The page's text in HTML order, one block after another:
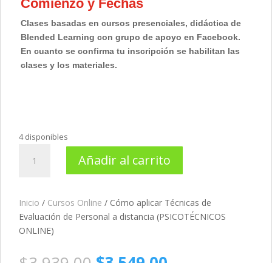
Comienzo y Fechas
Clases basadas en cursos presenciales, didáctica de
Blended Learning con grupo de apoyo en Facebook.
En cuanto se confirma tu inscripción se habilitan las
clases y los materiales.
4 disponibles
aplicar
Evaluación
de
Personal
Añadir al carrito
Inicio / Cursos Online / Cómo aplicar Técnicas de
Evaluación de Personal a distancia (PSICOTÉCNICOS
ONLINE)